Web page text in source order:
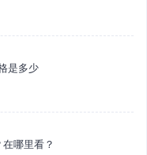
是多少
哪里看？